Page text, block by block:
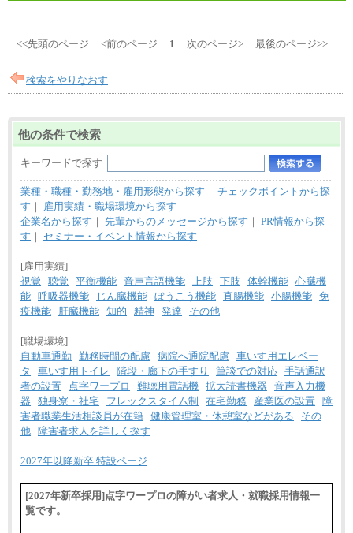
<<先頭のページ <前のページ 1 次のページ> 最後のページ>>
検索をやりなおす
他の条件で検索
キーワードで探す
業種・職種・勤務地・雇用形態から探す ｜ チェックポイントから探
す ｜
雇用実績・職場環境から探す
企業名から探す ｜ 先輩からのメッセージから探す ｜ PR情報から探
す ｜ セミナー・イベント情報から探す
[雇用実績]
視覚
聴覚 平衡機能 音声言語機能 上肢 下肢 体幹機能 心臓機
能 呼吸器機能 じん臓機能 ぼうこう機能 直腸機能 小腸機能 免
疫機能
肝臓機能 知的 精神 発達 その他
[職場環境]
自動車通勤
勤務時間の配慮 病院へ通院配慮 車いす用エレベー
タ
車いす用トイレ 階段・廊下の手すり 筆談での対応 手話通訳
者の設置
点字ワープロ 難聴用電話機 拡大読書機器
音声入力機
器
独身寮・社宅 フレックスタイム制 在宅勤務 産業医の設置
障
害者職業生活相談員が在籍 健康管理室・休憩室などがある
その
他
障害者求人を詳しく探す
2027年以降新卒 特設ページ
[2027年新卒採用]点字ワープロの障がい者求人・就職採用情報一
覧です。